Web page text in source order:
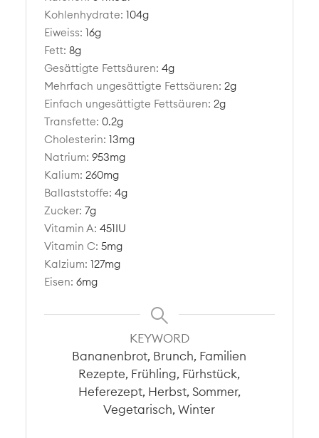
Kohlenhydrate:104g
Eiweiss:16g
Fett:8g
Gesättigte Fettsäuren:4g
Mehrfach ungesättigte Fettsäuren:2g
Einfach ungesättigte Fettsäuren:2g
Transfette: 0.2g
Cholesterin:13mg
Natrium:953mg
Kalium:260mg
Ballaststoffe:4g
Zucker:7g
Vitamin A:451IU
Vitamin C:5mg
Kalzium:127mg
Eisen:6mg
KEYWORD
Bananenbrot, Brunch, Familien
Rezepte, Frühling, Fürhstück,
Heferezept, Herbst, Sommer,
Vegetarisch, Winter